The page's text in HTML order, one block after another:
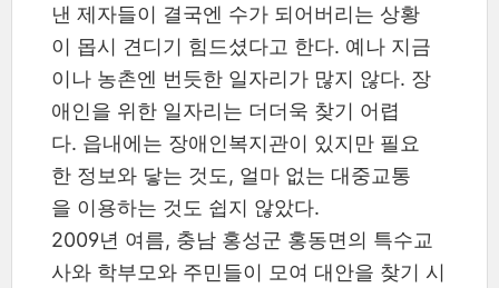
낸 제자들이 결국엔 수가 되어버리는 상황
이 몹시 견디기 힘드셨다고 한다. 예나 지금
이나 농촌엔 번듯한 일자리가 많지 않다. 장
애인을 위한 일자리는 더더욱 찾기 어렵
다. 읍내에는 장애인복지관이 있지만 필요
한 정보와 닿는 것도, 얼마 없는 대중교통
을 이용하는 것도 쉽지 않았다.
2009년 여름, 충남 홍성군 홍동면의 특수교
사와 학부모와 주민들이 모여 대안을 찾기 시